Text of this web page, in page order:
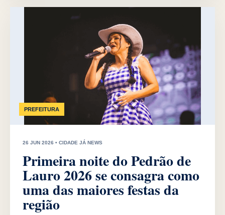
PREFEITURA
26 JUN 2026 • CIDADE JÁ NEWS
Primeira noite do Pedrão de
Lauro 2026 se consagra como
uma das maiores festas da
região